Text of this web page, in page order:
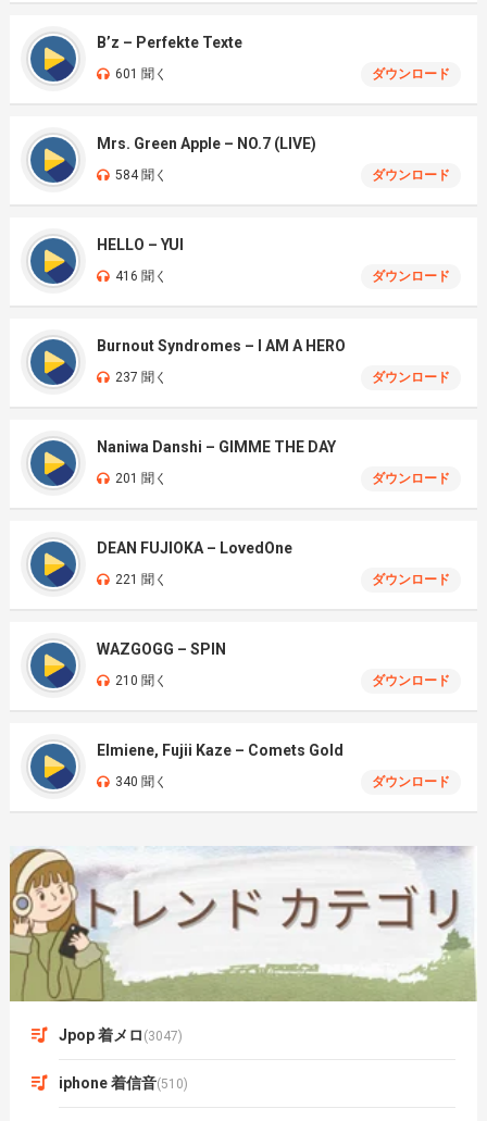
B’z – Perfekte Texte
601 聞く ダウンロード
Mrs. Green Apple – NO.7 (LIVE)
584 聞く ダウンロード
HELLO – YUI
416 聞く ダウンロード
Burnout Syndromes – I AM A HERO
237 聞く ダウンロード
Naniwa Danshi – GIMME THE DAY
201 聞く ダウンロード
DEAN FUJIOKA – LovedOne
221 聞く ダウンロード
WAZGOGG – SPIN
210 聞く ダウンロード
Elmiene, Fujii Kaze – Comets Gold
340 聞く ダウンロード
Jpop 着メロ (3047)
iphone 着信音(510)